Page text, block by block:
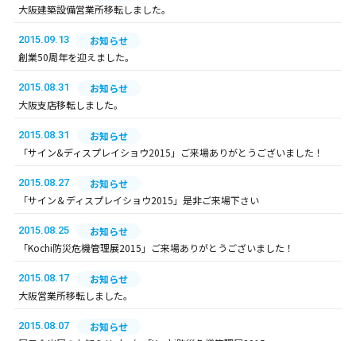
大阪建築設備営業所移転しました。
2015.09.13
お知らせ
創業50周年を迎えました。
2015.08.31
お知らせ
大阪支店移転しました。
2015.08.31
お知らせ
「サイン&ディスプレイショウ2015」ご来場ありがとうございました！
2015.08.27
お知らせ
「サイン＆ディスプレイショウ2015」是非ご来場下さい
2015.08.25
お知らせ
「Kochi防災危機管理展2015」ご来場ありがとうございました！
2015.08.17
お知らせ
大阪営業所移転しました。
2015.08.07
お知らせ